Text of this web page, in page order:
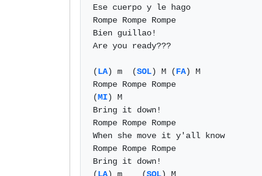
Ese cuerpo y le hago
Rompe Rompe Rompe
Bien guillao!
Are you ready???
(LA) m  (SOL) M (FA) M
Rompe Rompe Rompe
(MI) M
Bring it down!
Rompe Rompe Rompe
When she move it y'all know
Rompe Rompe Rompe
Bring it down!